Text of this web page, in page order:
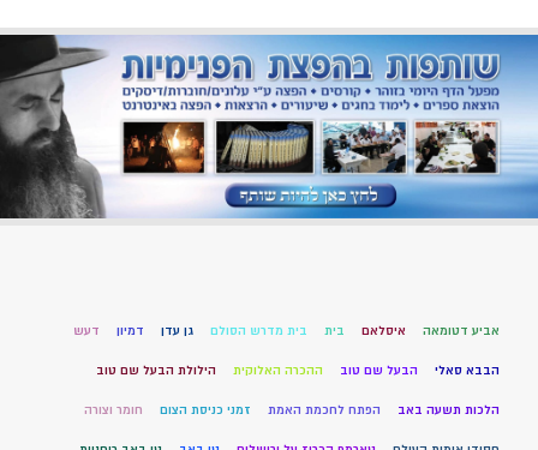
אביע דטומאה איסלאם בית בית מדרש הסולם גן עדן דמיון דעש
הבבא סאלי הבעל שם טוב ההכרה האלוקית הילולת הבעל שם טוב
הלכות תשעה באב הפתח לחכמת האמת זמני כניסת הצום חומר וצורה